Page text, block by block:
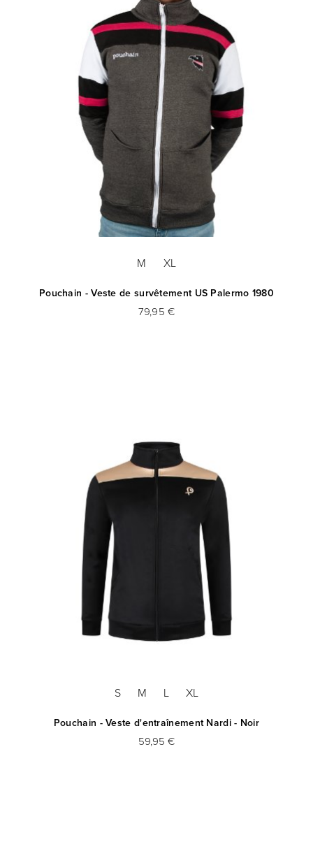
M XL
Pouchain - Veste de survêtement US Palermo 1980
79,95 €
S M L XL
Pouchain - Veste d'entraînement Nardi - Noir
59,95 €